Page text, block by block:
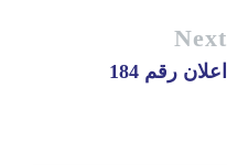
Next
اعلان رقم 184